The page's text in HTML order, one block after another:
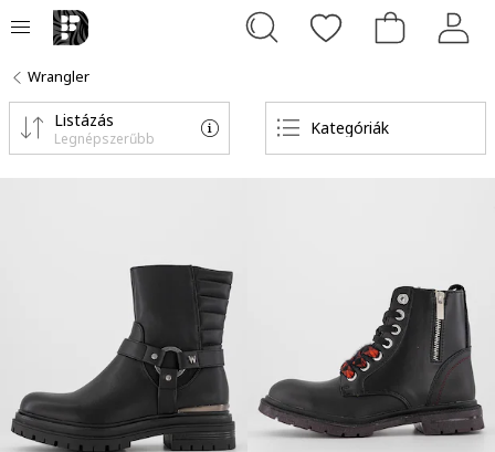
Wrangler
Kategóriák
Listázás
Legnépszerűbb